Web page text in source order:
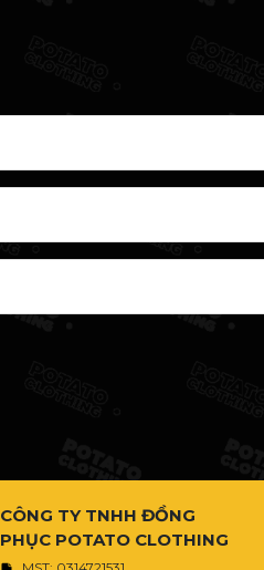
CÔNG TY TNHH ĐỒNG
PHỤC POTATO CLOTHING